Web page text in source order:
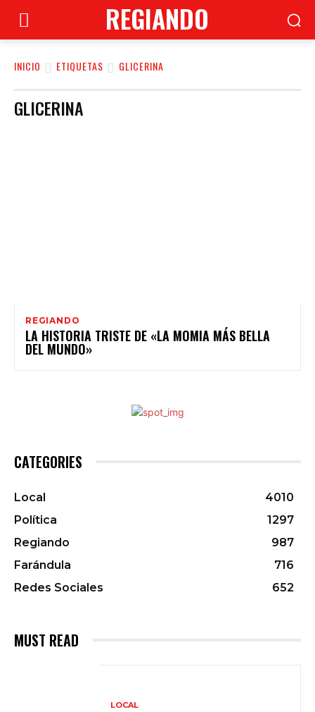
REGIANDO
INICIO ETIQUETAS GLICERINA
GLICERINA
REGIANDO
LA HISTORIA TRISTE DE «LA MOMIA MÁS BELLA
DEL MUNDO»
CATEGORIES
Local
4010
Política
1297
Regiando
987
Farándula
716
Redes Sociales
652
MUST READ
LOCAL